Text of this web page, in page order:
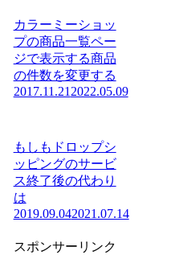
カラーミーショッ
プの商品一覧ペー
ジで表示する商品
の件数を変更する
2017.11.21 2022.05.09
もしもドロップシ
ッピングのサービ
ス終了後の代わり
は
2019.09.042021.07.14
スポンサーリンク